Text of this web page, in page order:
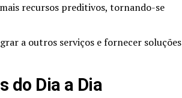
recursos preditivos, tornando-se
a outros serviços e fornecer soluções
do Dia a Dia